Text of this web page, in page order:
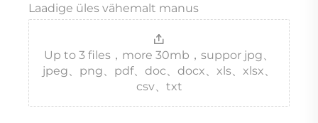
Laadige üles vähemalt manus
Up to 3 files，more 30mb，suppor jpg、
jpeg、png、pdf、doc、docx、xls、xlsx、
csv、txt